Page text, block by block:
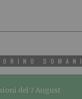
DOMANI
del 7 August